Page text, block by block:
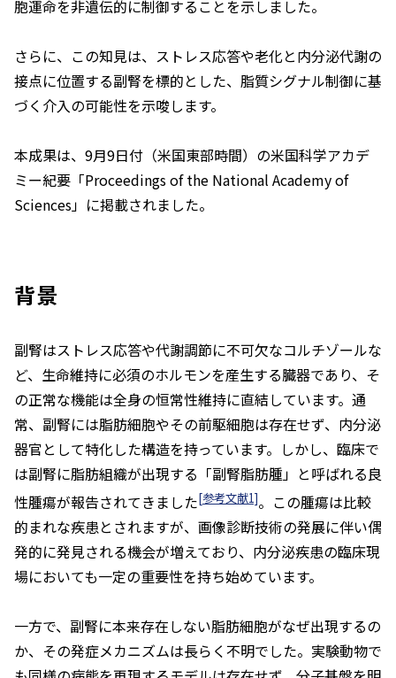
胞運命を非遺伝的に制御することを示しました。
さらに、この知見は、ストレス応答や老化と内分泌代謝の
接点に位置する副腎を標的とした、脂質シグナル制御に基
づく介入の可能性を示唆します。
本成果は、9月9日付（米国東部時間）の米国科学アカデ
ミー紀要「Proceedings of the National Academy of
Sciences」に掲載されました。
背景
副腎はストレス応答や代謝調節に不可欠なコルチゾールな
ど、生命維持に必須のホルモンを産生する臓器であり、そ
の正常な機能は全身の恒常性維持に直結しています。通
常、副腎には脂肪細胞やその前駆細胞は存在せず、内分泌
器官として特化した構造を持っています。しかし、臨床で
は副腎に脂肪組織が出現する「副腎脂肪腫」と呼ばれる良
性腫瘍が報告されてきました[参考文献1]。この腫瘍は比較
的まれな疾患とされますが、画像診断技術の発展に伴い偶
発的に発見される機会が増えており、内分泌疾患の臨床現
場においても一定の重要性を持ち始めています。
一方で、副腎に本来存在しない脂肪細胞がなぜ出現するの
か、その発症メカニズムは長らく不明でした。実験動物で